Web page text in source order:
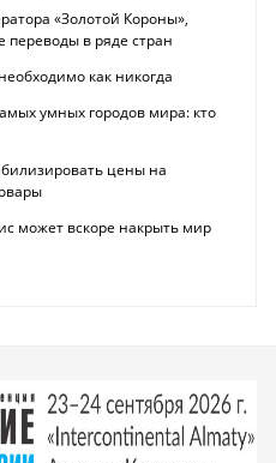
«Золотой Короны»,
в ряде стран
как никогда
умных городов мира: кто
цены на
может вскоре накрыть мир